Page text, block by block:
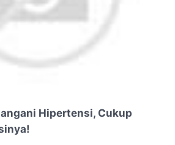
Hipertensi, Cukup